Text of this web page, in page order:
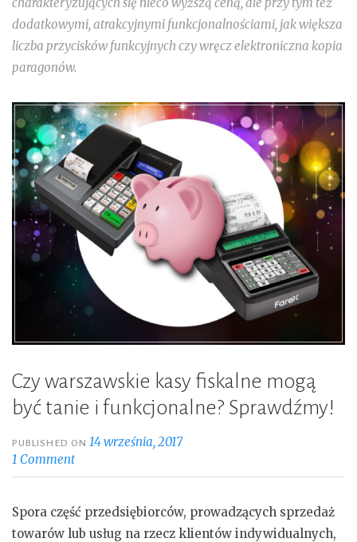
dodatkowymi, atrakcyjnymi funkcjonalnościami, jak większa
liczba przycisków funkcyjnych czy wręcz elektroniczna kopia
paragonów.
Czy warszawskie kasy fiskalne mogą
być tanie i funkcjonalne? Sprawdźmy!
PUBLISHED ON14 września, 2017
1 Comment
Spora część przedsiębiorców, prowadzących sprzedaż
towarów lub usług na rzecz klientów indywidualnych,